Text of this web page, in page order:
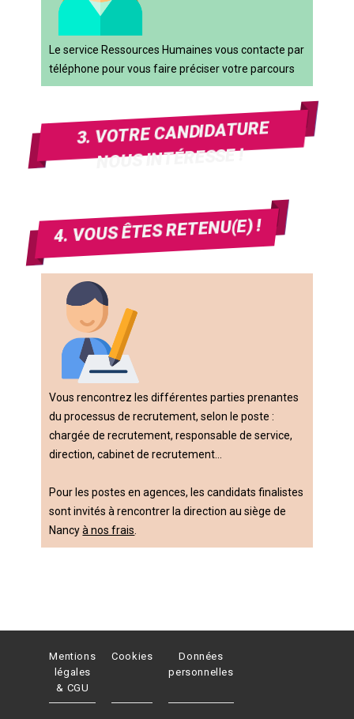
Le service Ressources Humaines vous contacte par
téléphone pour vous faire préciser votre parcours
3. VOTRE CANDIDATURE
NOUS INTÉRESSE !
4. VOUS ÊTES RETENU(E) !
Vous rencontrez les différentes parties prenantes
du processus de recrutement, selon le poste :
chargée de recrutement, responsable de service,
direction, cabinet de recrutement…
Pour les postes en agences, les candidats finalistes
sont invités à rencontrer la direction au siège de
Nancyà nos frais
Mentions
légales
& CGU
Cookies
Données
personnelles